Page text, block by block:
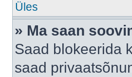
Üles
» Ma saan
Saad blokeerida
saad